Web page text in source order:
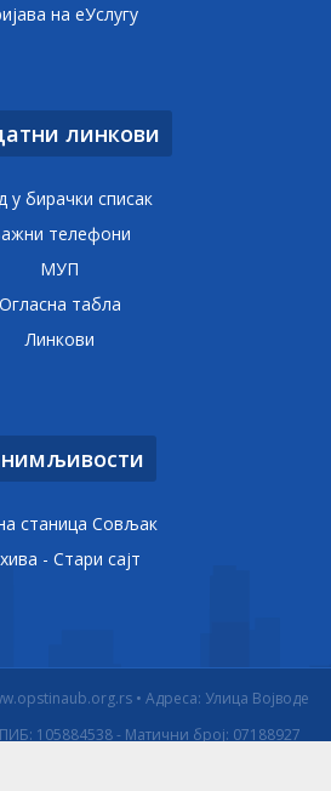
на еУслугу
линкови
у бирачки списак
телефони
МУП
Огласна табла
Линкови
станица Совљак
- Стари сајт
• Адреса: Улица Војводе
105884538 - Матични број: 07188927